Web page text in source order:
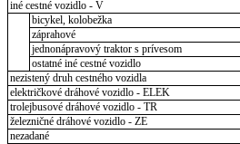
iné cestné vozidlo - V
bicykel, kolobežka
záprahové
jednonápravový traktor s prívesom
ostatné iné cestné vozidlo
nezistený druh cestného vozidla
električkové dráhové vozidlo - ELEK
trolejbusové dráhové vozidlo - TR
železničné dráhové vozidlo - ZE
nezadané